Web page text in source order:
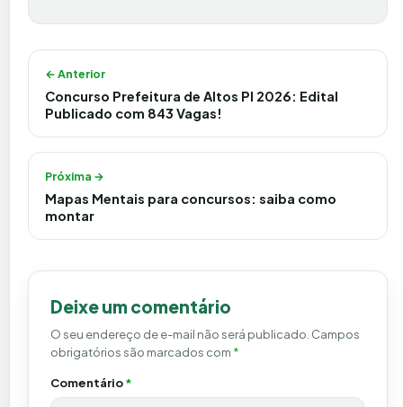
Navegação de Post
← Anterior
Concurso Prefeitura de Altos PI 2026: Edital
Publicado com 843 Vagas!
Próxima →
Mapas Mentais para concursos: saiba como
montar
Deixe um comentário
O seu endereço de e-mail não será publicado. Campos
obrigatórios são marcados com *
Comentário*